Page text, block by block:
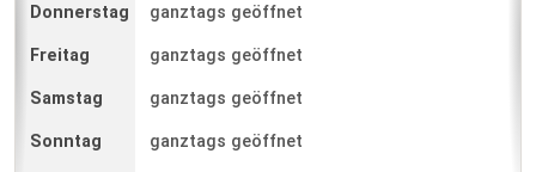
ganztags geöffnet
ganztags geöffnet
ganztags geöffnet
ganztags geöffnet